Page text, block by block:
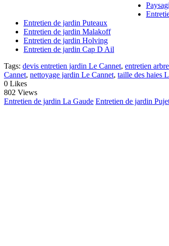
Entretien de jardin Puteaux
Entretien de jardin Malakoff
Entretien de jardin Holving
Entretien de jardin Cap D Ail
Tags: devis entretien jardin Le Cannet, entretien
Cannet, nettoyage jardin Le Cannet, taille des haies
0 Likes
802 Views
Entretien de jardin La Gaude Entretien de jardin